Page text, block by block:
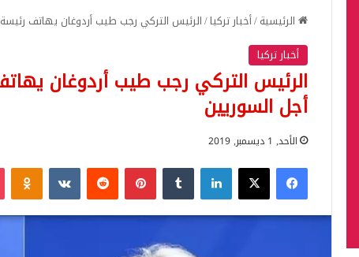
الرئيسية/أخبار تركيا/الرئيس التركي رجب طيب أردوغان يهاتف رئيسة
أخبار تركيا
الرئيس التركي رجب طيب أردوغان
أجل السوريين
الأحد, 1 ديسمبر, 2019
فيسبوك‫X لينكدإن بينتيريست